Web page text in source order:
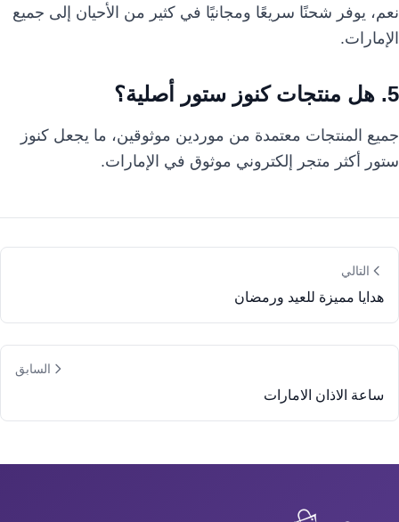
نعم، يوفر شحنًا سريعًا ومجانيًا في كثير من الأحيان إلى جميع
الإمارات.
5. هل منتجات كنوز ستور أصلية؟
جميع المنتجات معتمدة من موردين موثوقين، ما يجعل كنوز
ستور أكثر متجر إلكتروني موثوق في الإمارات.
التالي
هدايا مميزة للعيد ورمضان
السابق
ساعة الاذان الامارات